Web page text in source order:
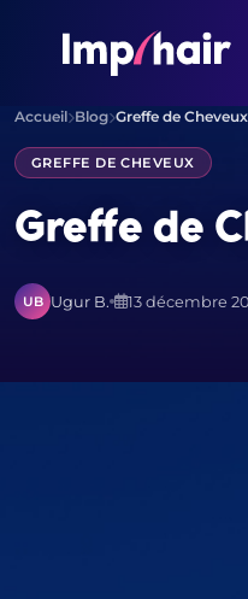
Accueil Blog Greffe de
GREFFE DE CHEVEUX
Greffe de
UB Ugur B. 13 décembre